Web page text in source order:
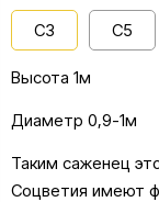
С3
С5
Высота 1м
Диаметр 0,9-1м
Таким саженец
Соцветия имеют